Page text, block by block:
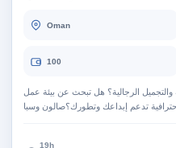
Oman
100
الرجالية؟ هل تبحث عن بيئة عمل
19h